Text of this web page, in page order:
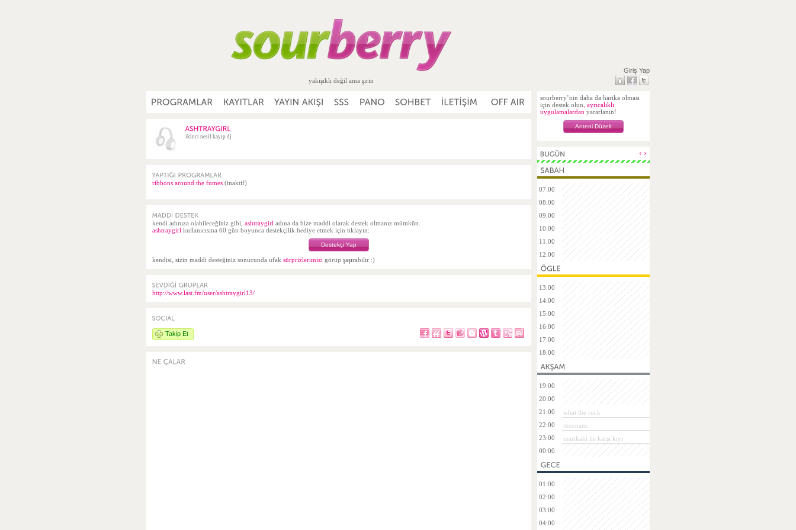
yakışıklı değil ama şirin
Giriş Yap
ikinci nesil kayıp dj
ribbons around the fumes (inaktif)
kendi adınıza olabileceğiniz gibi, ashtraygirl adına da bize maddi olarak destek olmanız mümkün.
ashtraygirl kullanıcısına 60 gün boyunca destekçilik hediye etmek için tıklayın:
Destekçi Yap
kendisi, sizin maddi desteğiniz sonucunda ufak sürprizlerimizi görüp şaşırabilir :)
http://www.last.fm/user/ashtraygirl13/
Takip Et
sourberry’nin daha da harika olması
için destek olun, ayrıcalıklı
uygulamalardan yararlanın!
Anteni Düzelt
‹ ›
07:00
08:00
09:00
10:00
11:00
12:00
13:00
14:00
15:00
16:00
17:00
18:00
19:00
20:00
21:00
what the rock
22:00
rezonans
23:00
marikaki ile karşı kıyı
00:00
01:00
02:00
03:00
04:00